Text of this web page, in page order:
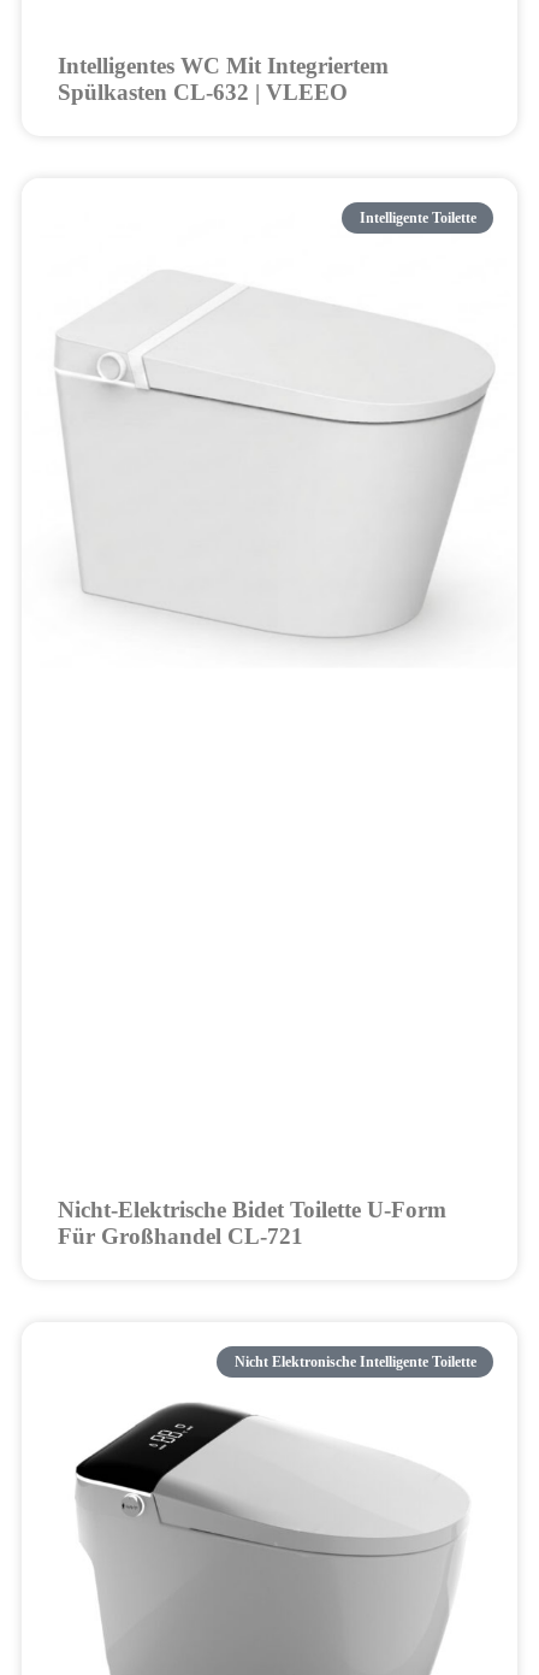
Intelligentes WC Mit Integriertem
Spülkasten CL-632 | VLEEO
Intelligente Toilette
Nicht-Elektrische Bidet Toilette U-Form
Für Großhandel CL-721
Nicht Elektronische Intelligente Toilette